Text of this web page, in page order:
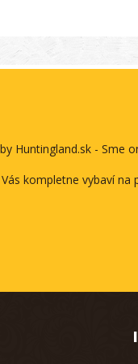
Huntingland.sk - Sme
Vás kompletne vybaví